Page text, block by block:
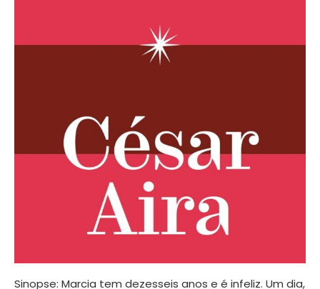
Sinopse: Marcia tem dezesseis anos e é infeliz. Um dia,